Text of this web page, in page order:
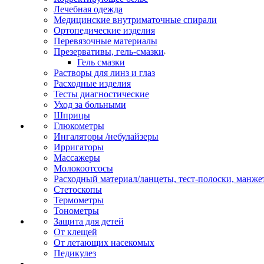
Лечебная одежда
Медицинские внутриматочные спирали
Ортопедические изделия
Перевязочные материалы
Презервативы, гель-смазки
Гель смазки
Растворы для линз и глаз
Расходные изделия
Тесты диагностические
Уход за больными
Шприцы
Глюкометры
Ингаляторы /небулайзеры
Ирригаторы
Массажеры
Молокоотсосы
Расходный материал/ланцеты, тест-полоски,
Стетоскопы
Термометры
Тонометры
Защита для детей
От клещей
От летающих насекомых
Педикулез